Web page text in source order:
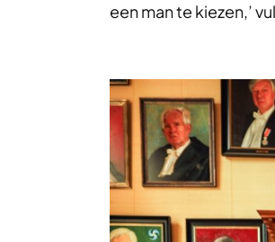
een man te kiezen,’